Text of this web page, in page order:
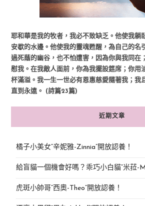
耶和華是我的牧者，我必不致缺乏。他使我躺
安歇的水邊。他使我的靈魂甦醒，為自己的名
過死蔭的幽谷，也不怕遭害，因為你與我同在
慰我。在我敵人面前，你為我擺設筵席；你用
杯滿溢。我一生一世必有恩惠慈愛隨著我；我
直到永遠。 (詩篇23篇)
近期文章
橘子小美女“辛妮雅-Zinnia”開放認養！
給盲貓一個機會好嗎？乖巧小白貓“米菈-
虎斑小帥哥“西奧-Theo”開放認養！